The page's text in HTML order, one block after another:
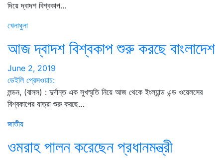
দিয়ে দ্বাদশ বিশ্বকাপ…
খেলাধুলা
আজ দ্বাদশ বিশ্বকাপ শুরু করছে বাংলাদেশ
June 2, 2019
ডেইলি প্রেসওয়াচ:
লন্ডন, (বাসস) : দুর্দান্ত এক সুখস্মৃতি নিয়ে আজ থেকে ইংল্যান্ড এন্ড ওয়েলসের
বিশ্বকাপের যাত্রা শুরু করছে…
জাতীয়
ওমরাহ পালন করেছেন প্রধানমন্ত্রী